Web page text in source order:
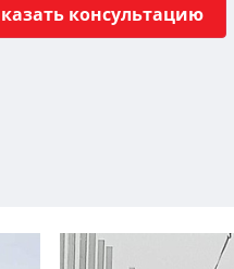
консультацию